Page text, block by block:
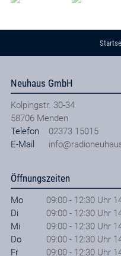
Neuhaus GmbH
Kolpingstr. 30-34
58706 Menden
Telefon
02373 15015
E-Mail
Öffnungszeiten
Mo
09:00 - 12:30 Uhr
Di
09:00 - 12:30 Uhr
Mi
09:00 - 12:30 Uhr
Do
09:00 - 12:30 Uhr
Fr
09:00 - 12:30 Uhr